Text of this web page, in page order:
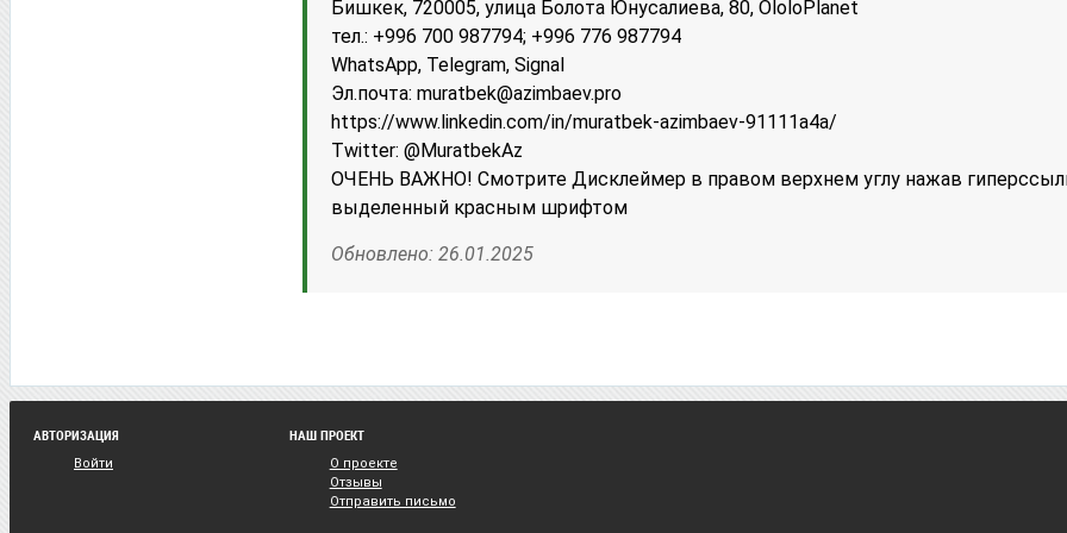
Бишкек, 720005, улица Болота Юнусалиева, 80, OloloPlanet
тел.: +996 700 987794; +996 776 987794
WhatsApp, Telegram, Signal
Эл.почта: muratbek@azimbaev.pro
httрs://www.linkedin.com/in/muratbek-azimbaev-91111a4a/
Twitter: @MuratbekAz
ОЧЕНЬ ВАЖНО! Смотрите Дисклеймер в правом верхнем углу нажав
выделенный красным шрифтом
Обновлено: 26.01.2025
АВТОРИЗАЦИЯ
Войти
НАШ ПРОЕКТ
О проекте
Отзывы
Отправить письмо